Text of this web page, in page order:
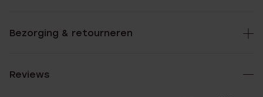
Bezorging & retourneren
Reviews